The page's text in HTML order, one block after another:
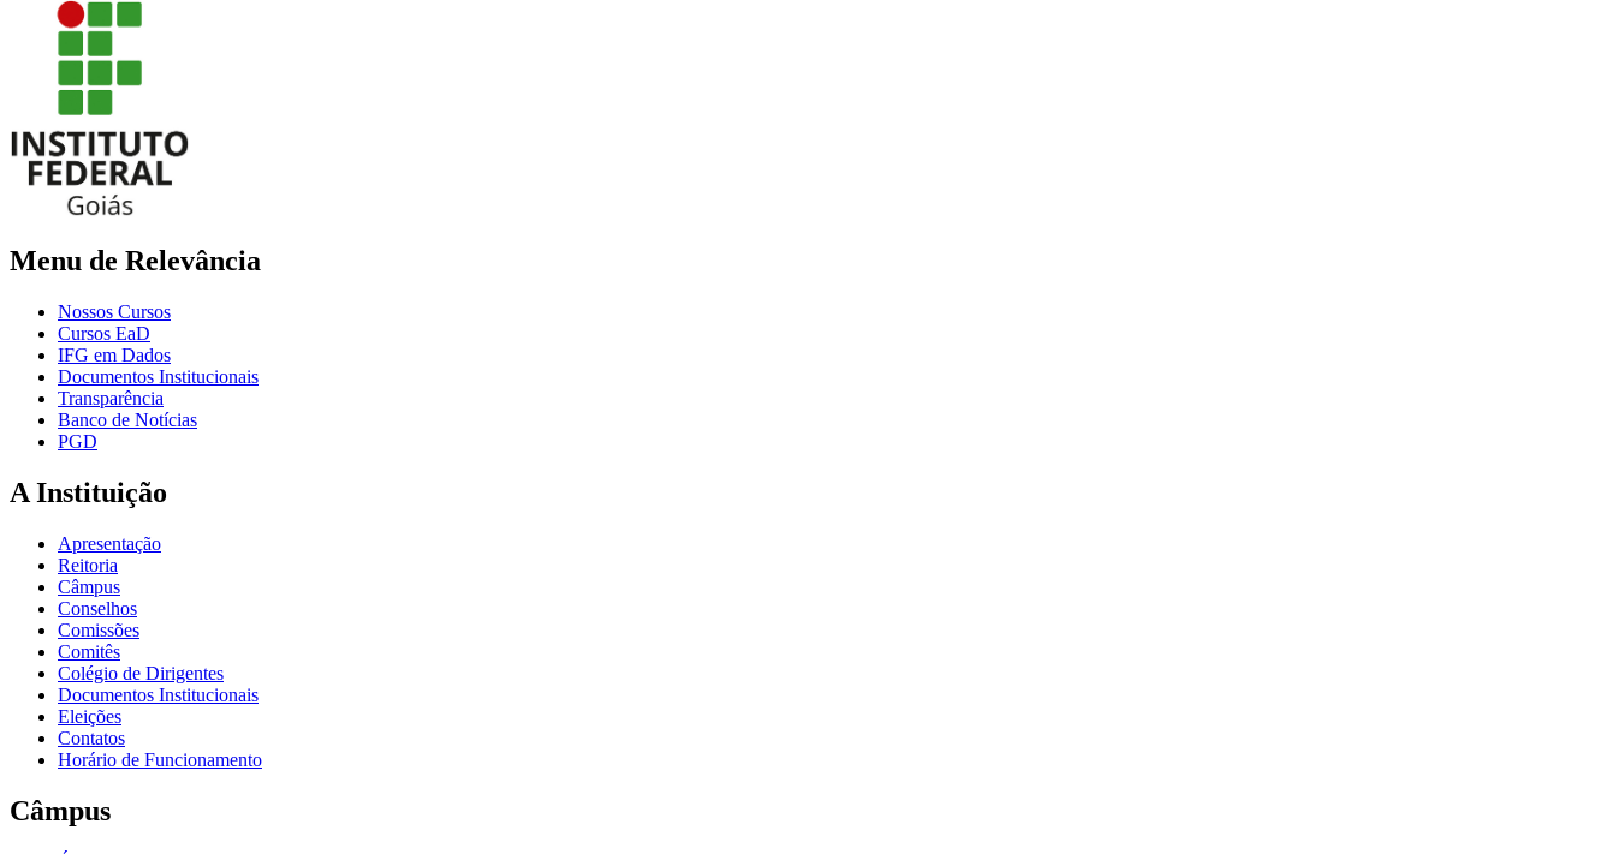
Menu de Relevância
Nossos Cursos
Cursos EaD
IFG em Dados
Documentos Institucionais
Transparência
Banco de Notícias
PGD
A Instituição
Apresentação
Reitoria
Câmpus
Conselhos
Comissões
Comitês
Colégio de Dirigentes
Documentos Institucionais
Eleições
Contatos
Horário de Funcionamento
Câmpus